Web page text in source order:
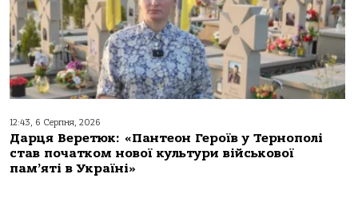
12:43, 6 Серпня, 2026
Дарця Веретюк: «Пантеон Героїв у Тернополі
став початком нової культури військової
пам’яті в Україні»